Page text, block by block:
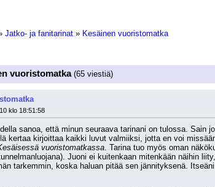
Jatko- ja fanitarinat » Kesäinen vuoristomatka
vuoristomatka(65 viestiä)
klo 18:51:58
sanoa, että minun seuraava tarinani on tulossa. Sain
kertaa kirjoittaa kaikki luvut valmiiksi, jotta en voi
vuoristomatkassa. Tarina tuo myös oman
Juoni ei kuitenkaan mitenkään näihin
tarkemmin, koska haluan pitää sen jännityksenä.